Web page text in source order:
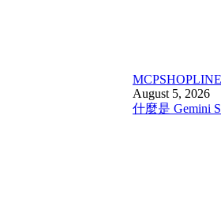
MCP
August 5, 2026
什麼是 Gemini